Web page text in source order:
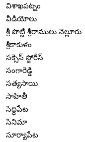
విశాఖపట్నం
వీడియోలు
శ్రీ పొట్టి శ్రీరాములు నెల్లూరు
శ్రీకాకుళం
సక్సెస్ స్టోరీస్
సంగారెడ్డి
సత్యసాయి
సాహితీ
సిద్ధిపేట
సినిమా
సూర్యాపేట